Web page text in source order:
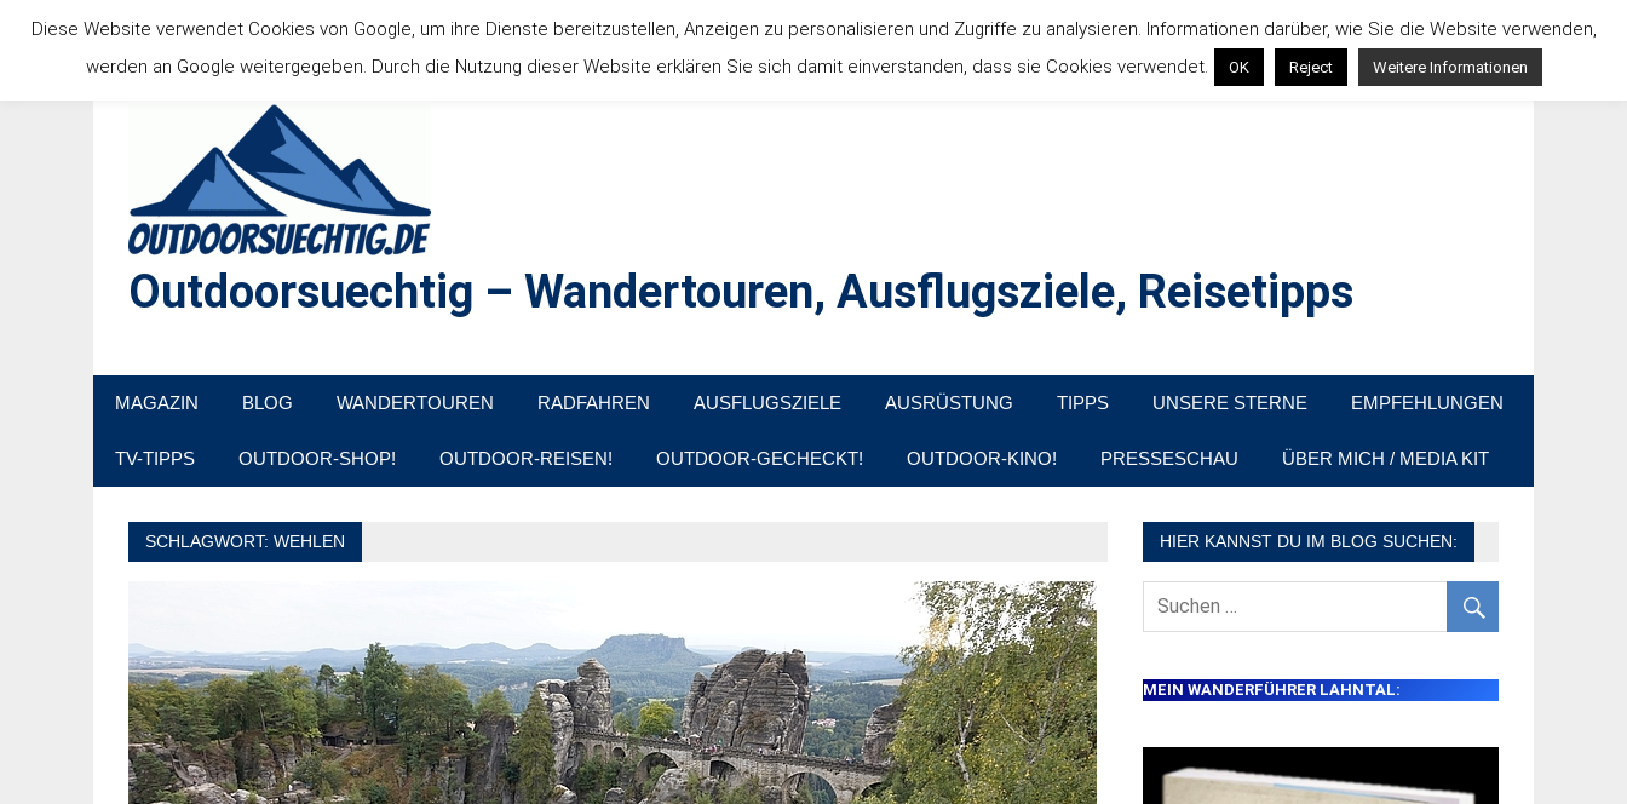
Inhalt
springen
Outdoorsuechtig – Wandertouren, Ausflugsziele, Reisetipps
MAGAZIN BLOG WANDERTOUREN RADFAHREN AUSFLUGSZIELE AUSRÜSTUNG TIPPS UNSERE STERNE EMPFEHLUNGEN
TV-TIPPS OUTDOOR-SHOP! OUTDOOR-REISEN! OUTDOOR-GECHECKT! OUTDOOR-KINO! PRESSESCHAU ÜBER MICH / MEDIA KIT
SCHLAGWORT: WEHLEN HIER KANNST DU IM BLOG SUCHEN:
MEIN WANDERFÜHRER LAHNTAL:
Diese Website verwendet Cookies von Google, um ihre Dienste bereitzustellen, Anzeigen zu personalisieren und Zugriffe zu analysieren. Informationen darüber, wie Sie die Website verwenden,
werden an Google weitergegeben. Durch die Nutzung dieser Website erklären Sie sich damit einverstanden, dass sie Cookies verwendet.
OK Reject Weitere Informationen